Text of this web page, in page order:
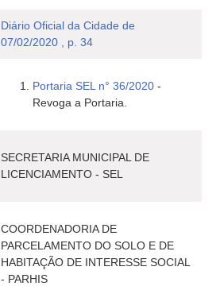
Diário Oficial da Cidade de
07/02/2020 , p. 34
Portaria SEL n° 36/2020 -
Revoga a Portaria.
SECRETARIA MUNICIPAL DE
LICENCIAMENTO - SEL
COORDENADORIA DE
PARCELAMENTO DO SOLO E DE
HABITAÇÃO DE INTERESSE SOCIAL
- PARHIS